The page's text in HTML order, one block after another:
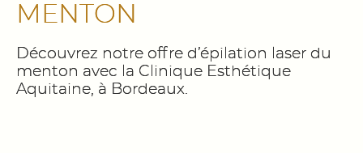
MENTON
Découvrez notre offre d’épilation laser du
menton avec la Clinique Esthétique
Aquitaine, à Bordeaux.